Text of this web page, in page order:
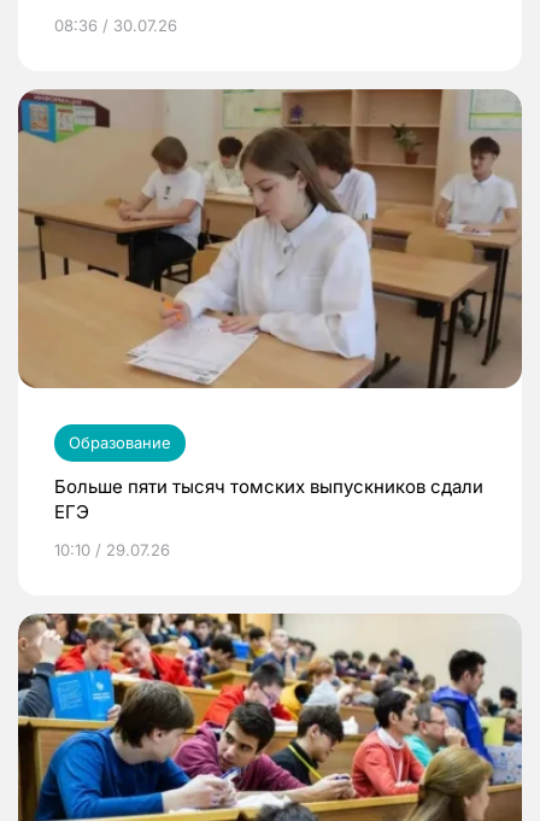
08:36 / 30.07.26
Образование
Больше пяти тысяч томских выпускников сдали
ЕГЭ
10:10 / 29.07.26